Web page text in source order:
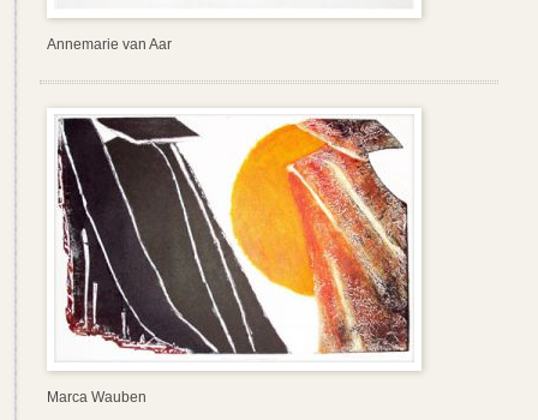
Annemarie van Aar
Marca Wauben